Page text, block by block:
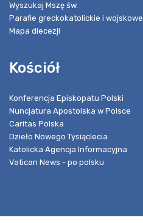
Wyszukaj Mszę św.
Parafie greckokatolickie i wojskowe
Mapa diecezji
Kościół
Konferencja Episkopatu Polski
Nuncjatura Apostolska w Polsce
Caritas Polska
Dzieło Nowego Tysiąclecia
Katolicka Agencja Informacyjna
Vatican News - po polsku